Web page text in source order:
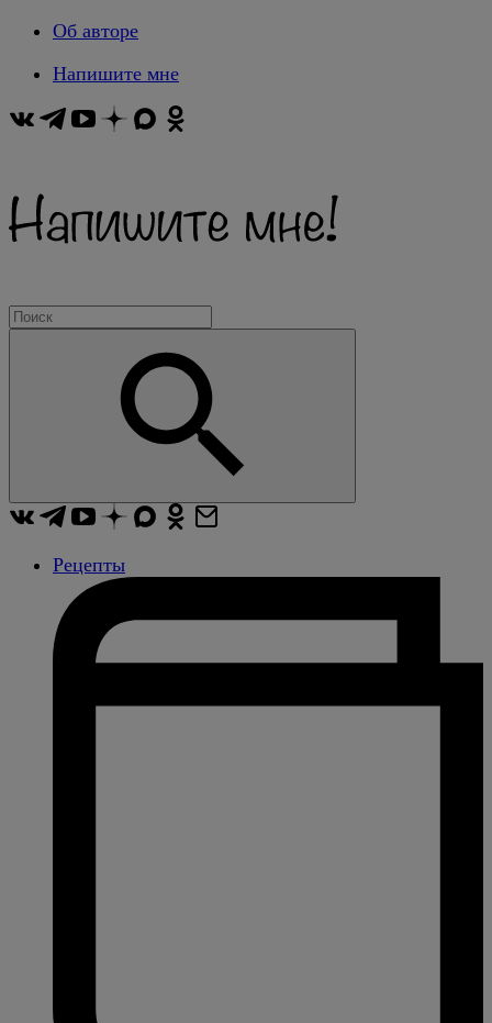
Об авторе
Напишите мне
Рецепты